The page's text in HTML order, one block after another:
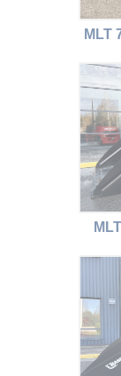
MLT